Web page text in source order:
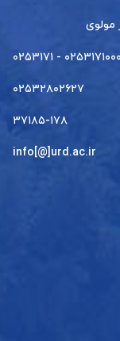
مولوی
- ۰۲۵۳۱۷۱
۰۲۵۳۲۸۰۲۶۲۷
۳۷۱۸۵-۱۷۸
info[@]urd.ac.ir